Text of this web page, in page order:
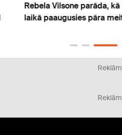
Rebela Vilsone parāda,
laikā paaugusies pāra